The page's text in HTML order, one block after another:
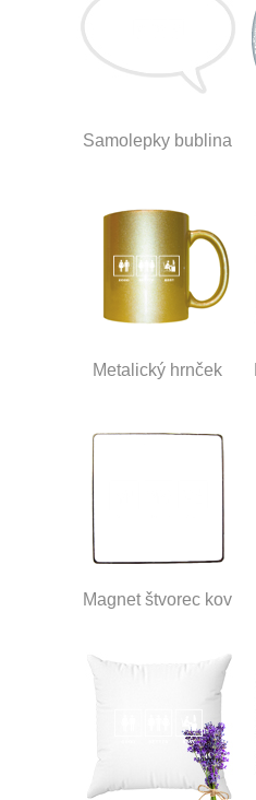
Samolepky bublina
Metalický hrnček
Magnet štvorec kov